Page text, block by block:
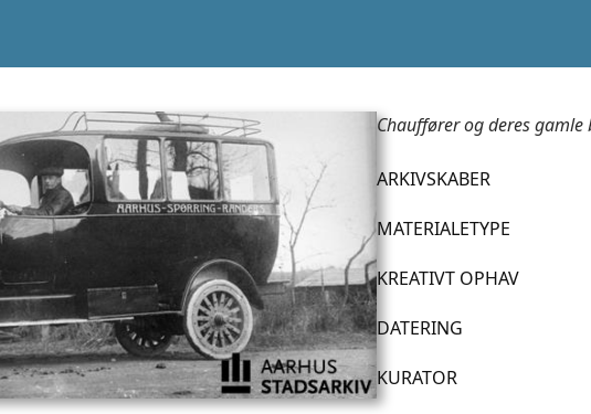
Chauffører og deres gamle
ARKIVSKABER
MATERIALETYPE
KREATIVT OPHAV
DATERING
KURATOR